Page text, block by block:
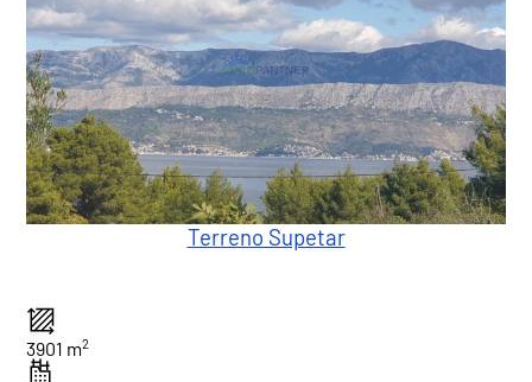
Terreno Supetar
3901 m2